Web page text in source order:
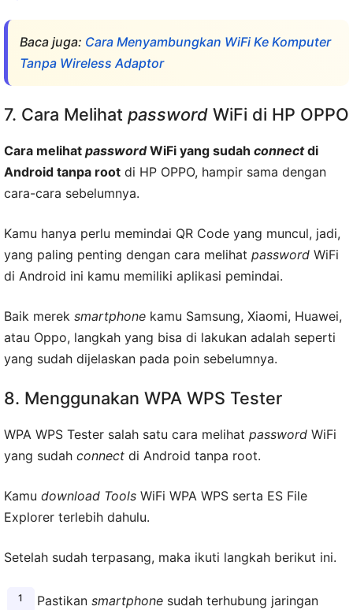
Baca juga: Cara Menyambungkan WiFi Ke Komputer
Tanpa Wireless Adaptor
7. Cara Melihat password WiFi di HP OPPO
Cara melihat passwordWiFi yang sudah connectdi
Android tanpa root di HP OPPO, hampir sama dengan
cara-cara sebelumnya.
Kamu hanya perlu memindai QR Code yang muncul, jadi,
yang paling penting dengan cara melihat password WiFi
di Android ini kamu memiliki aplikasi pemindai.
Baik merek smartphone kamu Samsung, Xiaomi, Huawei,
atau Oppo, langkah yang bisa di lakukan adalah seperti
yang sudah dijelaskan pada poin sebelumnya.
8. Menggunakan WPA WPS Tester
WPA WPS Tester salah satu cara melihat password WiFi
yang sudah connect di Android tanpa root.
Kamu download Tools WiFi WPA WPS serta ES File
Explorer terlebih dahulu.
Setelah sudah terpasang, maka ikuti langkah berikut ini.
Pastikan smartphonesudah terhubung jaringan